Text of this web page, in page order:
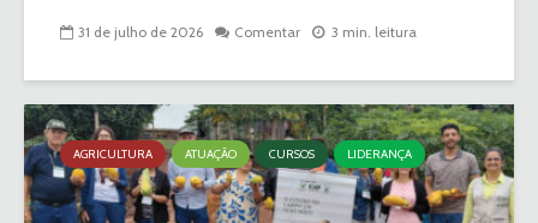
31 de julho de 2026 Comentar 3 min. leitura
AGRICULTURA ATUAÇÃO CURSOS LIDERANÇA